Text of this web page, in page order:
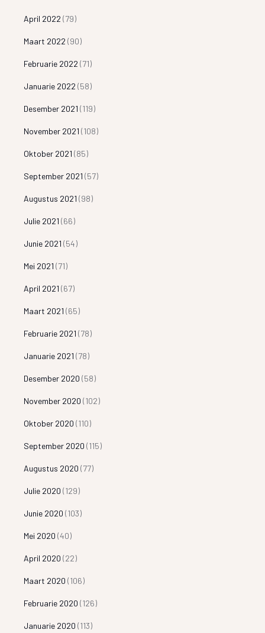
April 2022 (79)
Maart 2022 (90)
Februarie 2022 (71)
Januarie 2022 (58)
Desember 2021 (119)
November 2021 (108)
Oktober 2021 (85)
September 2021 (57)
Augustus 2021 (98)
Julie 2021 (66)
Junie 2021 (54)
Mei 2021 (71)
April 2021 (67)
Maart 2021 (65)
Februarie 2021 (78)
Januarie 2021 (78)
Desember 2020 (58)
November 2020 (102)
Oktober 2020 (110)
September 2020 (115)
Augustus 2020 (77)
Julie 2020 (129)
Junie 2020 (103)
Mei 2020 (40)
April 2020 (22)
Maart 2020 (106)
Februarie 2020 (126)
Januarie 2020 (113)